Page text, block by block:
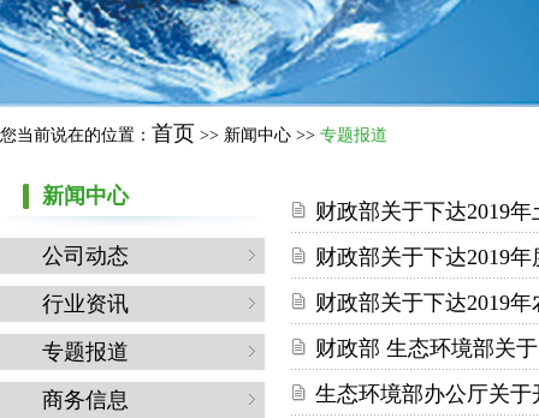
您当前说在的位置： 首页 >> 新闻中心 >> 专题报道
新闻中心
公司动态
行业资讯
专题报道
商务信息
财政部关于下达2019
财政部关于下达2019
财政部关于下达2019
财政部 生态环境部关
生态环境部办公厅关